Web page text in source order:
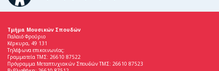
Τμήμα Μουσικών Σπουδών
Παλαιό Φρούριο
Κέρκυρα, 49 131
Τηλέφωνα επικοινωνίας:
Γραμματεία ΤΜΣ: 26610 87522
Πρόγραμμα Μεταπτυχιακών Σπουδών ΤΜΣ: 26610 87523